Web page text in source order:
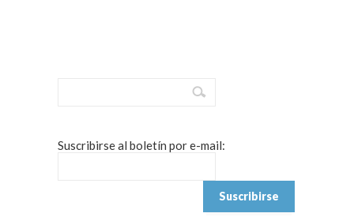
Suscribirse al boletín por e-mail: